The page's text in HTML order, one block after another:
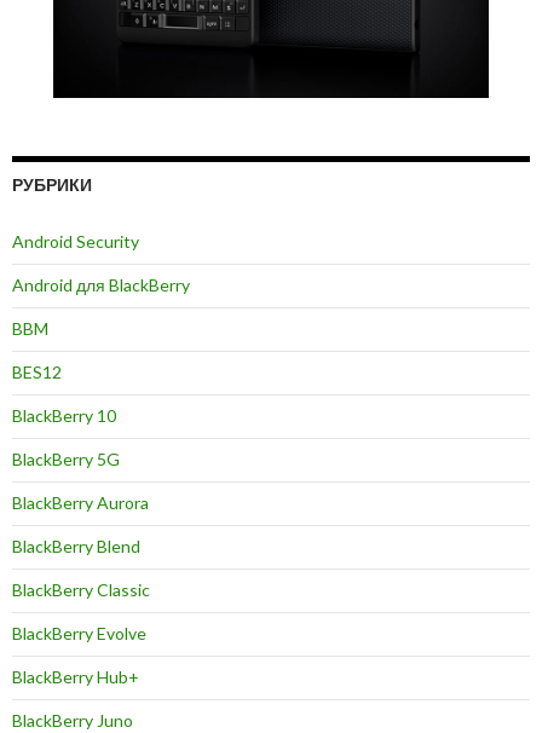
РУБРИКИ
Android Security
Android для BlackBerry
BBM
BES12
BlackBerry 10
BlackBerry 5G
BlackBerry Aurora
BlackBerry Blend
BlackBerry Classic
BlackBerry Evolve
BlackBerry Hub+
BlackBerry Juno